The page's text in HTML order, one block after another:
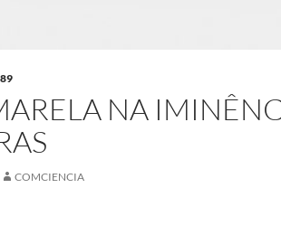
NA
COMCIENCIA